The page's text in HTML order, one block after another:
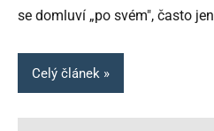
se domluví „po svém", často jen
Celý článek